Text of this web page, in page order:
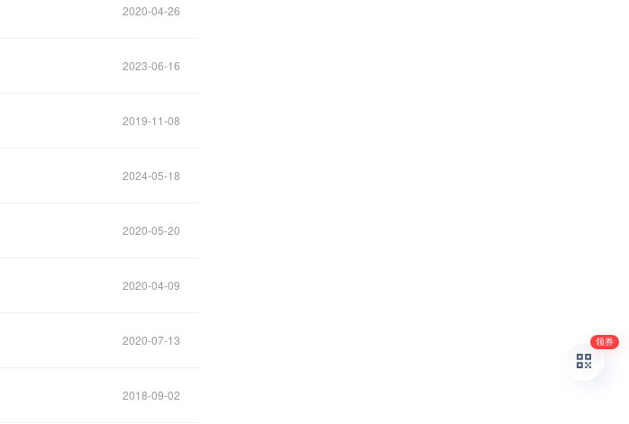
2020-04-26
2023-06-16
2019-11-08
2024-05-18
2020-05-20
2020-04-09
2020-07-13
2018-09-02
领券